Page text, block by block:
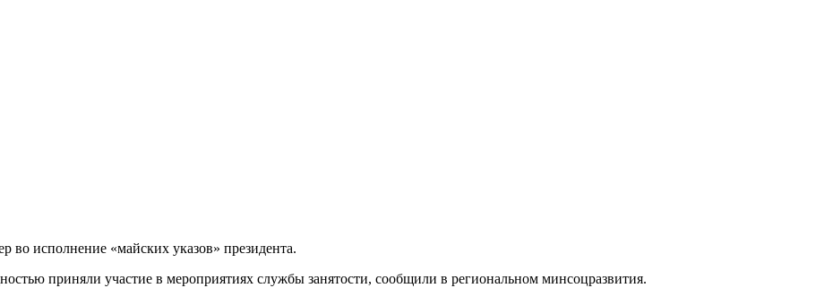
во исполнение «майских указов» президента.
приняли участие в мероприятиях службы занятости, сообщили в региональном минсоцразвития.